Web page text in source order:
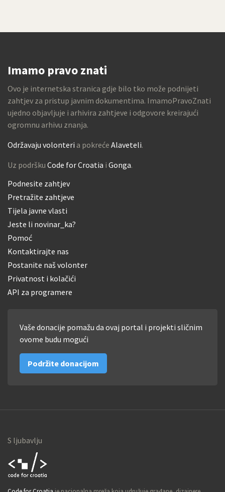
Imamo pravo znati
Ovo je internetska stranica gdje bilo tko može podnijeti
zahtjev za pristup javnim dokumentima. ImamoPravoZnati
ujedno objavljuje i arhivira zahtjeve i odgovore kreirajući
ogromnu arhivu znanja.
Održavaju volonteri a pokreće Alaveteli.
Uz podršku Code for Croatia i Gonga.
Podnesite zahtjev
Pretražite zahtjeve
Tijela javne vlasti
Jeste li novinar_ka?
Pomoć
Kontaktirajte nas
Postanite naš volonter
Privatnost i kolačići
API za programere
Vaše donacije pomažu da ovaj portal i projekti sličnim
ovome budu mogući
Podržite donacijom
S ljubavlju